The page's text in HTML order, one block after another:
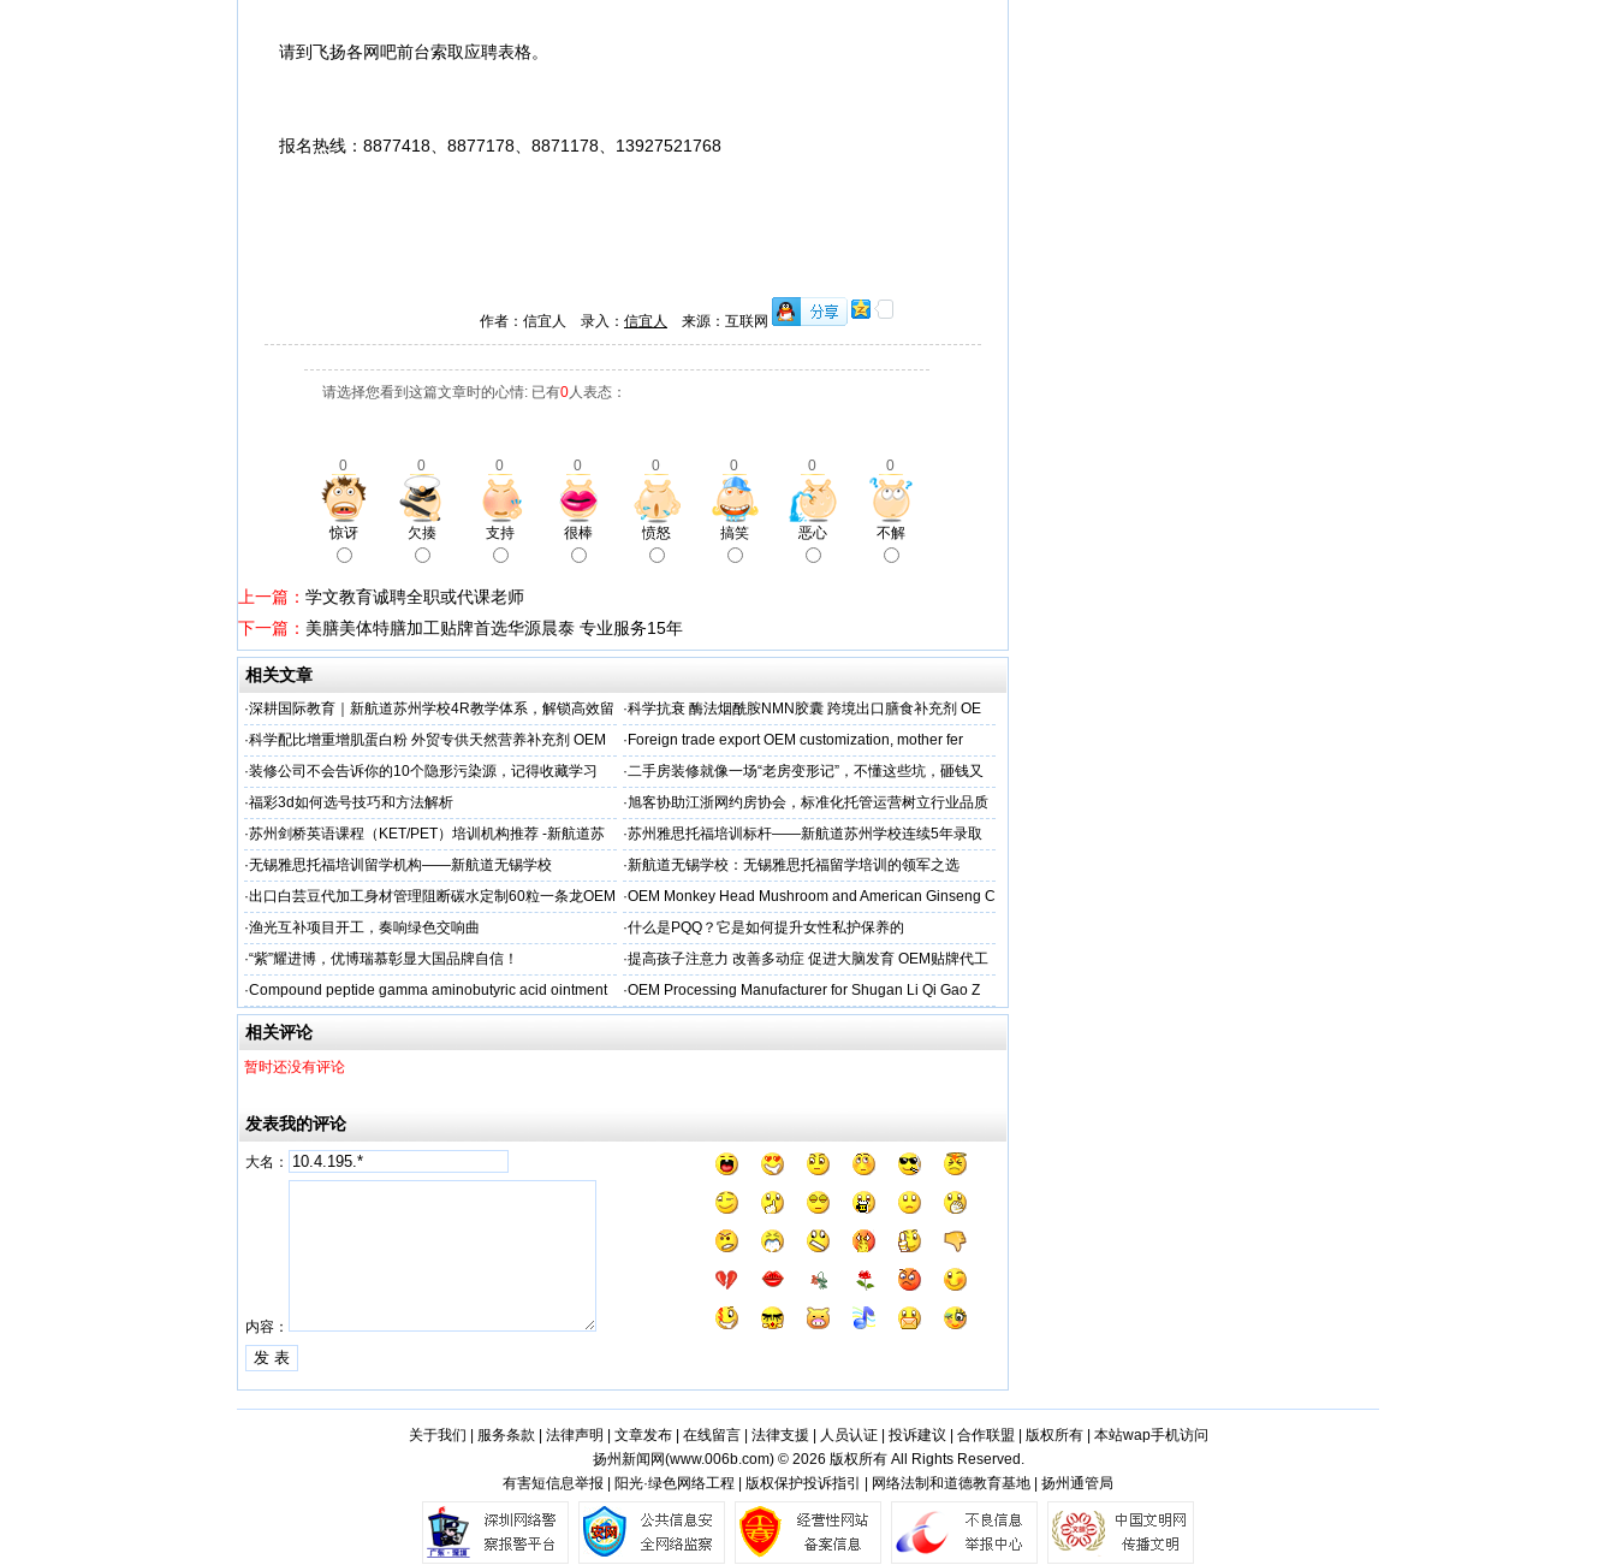
请到飞扬各网吧前台索取应聘表格。
报名热线：8877418、8877178、8871178、13927521768
作者：信宜人 录入： 信宜人 来源：互联网
请选择您看到这篇文章时的心情: 已有0人表态：
0 0 0 0 0 0 0 0
惊讶 欠揍 支持 很棒 愤怒 搞笑 恶心 不解
上一篇： 学文教育诚聘全职或代课老师
下一篇： 美膳美体特膳加工贴牌首选华源晨泰 专业服务15年
相关文章
·深耕国际教育｜新航道苏州学校4R教学体系，解锁高效留
学备考之路
·科学抗衰 酶法烟酰胺NMN胶囊 跨境出口膳食补充剂 OE
M/ODM定制
·科学配比增重增肌蛋白粉 外贸专供天然营养补充剂 OEM
源头定制
· Foreign trade export OEM customization, mother fer
·装修公司不会告诉你的10个隐形污染源，记得收藏学习 ·二手房装修就像一场“老房变形记”，不懂这些坑，砸钱又
糟心！看完这篇再开工
·福彩3d如何选号技巧和方法解析 ·旭客协助江浙网约房协会，标准化托管运营树立行业品质
标杆
·苏州剑桥英语课程（KET/PET）培训机构推荐 -新航道苏
州学校
·苏州雅思托福培训标杆——新航道苏州学校连续5年录取
率领先
·无锡雅思托福培训留学机构——新航道无锡学校 ·新航道无锡学校：无锡雅思托福留学培训的领军之选
·出口白芸豆代加工身材管理阻断碳水定制60粒一条龙OEM
贴牌
·OEM Monkey Head Mushroom and American Ginseng C
aps
·渔光互补项目开工，奏响绿色交响曲 ·什么是PQQ？它是如何提升女性私护保养的
·“紫”耀进博，优博瑞慕彰显大国品牌自信！ ·提高孩子注意力 改善多动症 促进大脑发育 OEM贴牌代工
·Compound peptide gamma aminobutyric acid ointment ·OEM Processing Manufacturer for Shugan Li Qi Gao Z
相关评论
暂时还没有评论
发表我的评论
大名：
内容：
关于我们 服务条款 法律声明 文章发布| 在线留言| 法律支援 人员认证| 投诉建议 合作联盟 版权所有| 本站wap手机访问
扬州新闻网(www.006b.com) © 2026 版权所有 All Rights Reserved.
有害短信息举报 | 阳光·绿色网络工程 | 版权保护投诉指引 | 网络法制和道德教育基地 | 扬州通管局